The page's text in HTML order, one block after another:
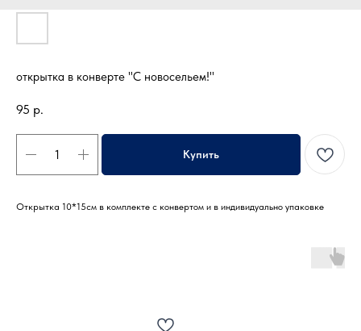
открытка в конверте "С новосельем!"
95 р.
Купить
Открытка 10*15см в комплекте с конвертом и в индивидуально упаковке